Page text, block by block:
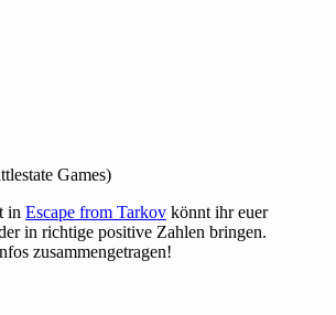
Games)
in Escape from Tarkov könnt ihr euer
in richtige positive Zahlen bringen.
zusammengetragen!